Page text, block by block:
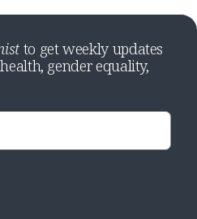
to get weekly updates
gender equality,